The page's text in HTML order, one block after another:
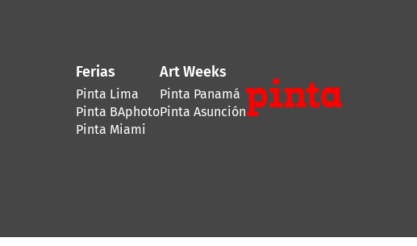
Ferias
Pinta Lima
Pinta BAphoto
Pinta Miami
Art Weeks
Pinta Panamá
Pinta Asunción